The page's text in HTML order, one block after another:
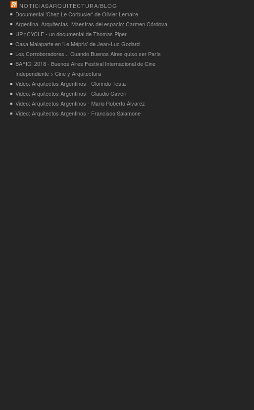
NOTICIASARQUITECTURA/BLOG
Documental 'Chez Le Corbusier' de Olivier Lemaire
Argentina. Arquitectas. Maestras del espacio: Carmen Córdova
UP↑CYCLE - un documental de Thomas Piper
Casa Malaparte en 'Le Mépris' de Jean-Luc Godard
Los Corroboradores... Cuando Buenos Aires quiso ser París
BAFICI 2018 - Buenos Aires Festival Internacional de Cine
Independiente > Cine y Arquitectura
Video: Arquitectos Argentinos - Clorindo Testa
Video: Arquitectos Argentinos - Claudio Caveri
Video: Arquitectos Argentinos - Mario Roberto Álvarez
Video: Arquitectos Argentinos - Francisco Salamone